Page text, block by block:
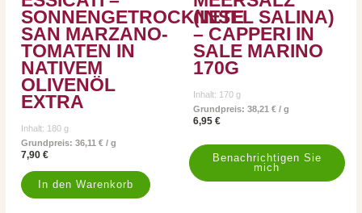
SONNENGETROCKNETE
SAN MARZANO-
TOMATEN IN
NATIVEM
OLIVENÖL
EXTRA
Inhalt: 180g
Grundpreis:36,11€ /g
7,90€
In den Warenkorb
(INSEL SALINA)
– CAPPERI IN
SALE MARINO
170G
Inhalt: 170 g
Grundpreis: 38,21 € / g
6,95 €